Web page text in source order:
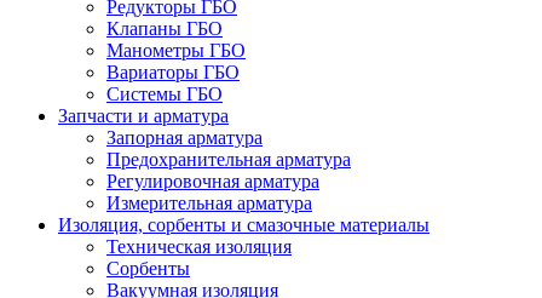
Редукторы ГБО
Клапаны ГБО
Манометры ГБО
Вариаторы ГБО
Системы ГБО
Запчасти и арматура
Запорная арматура
Предохранительная арматура
Регулировочная арматура
Измерительная арматура
Изоляция, сорбенты и смазочные материалы
Техническая изоляция
Сорбенты
Вакуумная изоляция